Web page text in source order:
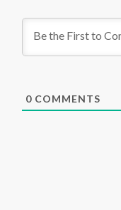
0 COMMENTS